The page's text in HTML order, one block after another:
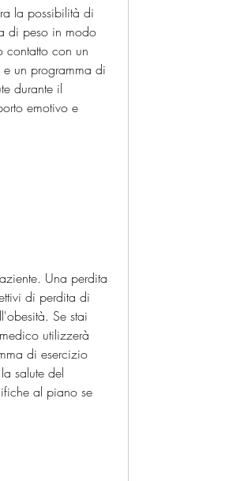
la possibilità di
di peso in modo
contatto con un
un programma di
durante il
emotivo e
Una perdita
di perdita di
Se stai
utilizzerà
di esercizio
salute del
al piano se